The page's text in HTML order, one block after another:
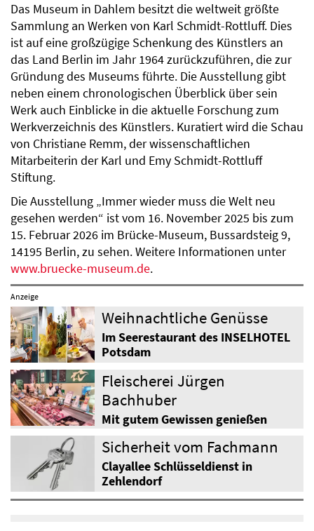
Das Museum in Dahlem besitzt die weltweit größte
Sammlung an Werken von Karl Schmidt-Rottluff. Dies
ist auf eine großzügige Schenkung des Künstlers an
das Land Berlin im Jahr 1964 zurückzuführen, die zur
Gründung des Museums führte. Die Ausstellung gibt
neben einem chronologischen Überblick über sein
Werk auch Einblicke in die aktuelle Forschung zum
Werkverzeichnis des Künstlers. Kuratiert wird die Schau
von Christiane Remm, der wissenschaftlichen
Mitarbeiterin der Karl und Emy Schmidt-Rottluff
Stiftung.
Die Ausstellung „Immer wieder muss die Welt neu
gesehen werden“ ist vom 16. November 2025 bis zum
15. Februar 2026 im Brücke-Museum, Bussardsteig 9,
14195 Berlin, zu sehen. Weitere Informationen unter
www.bruecke-museum.de.
Anzeige
Weihnachtliche Genüsse
Im Seerestaurant des INSELHOTEL
Potsdam
Fleischerei Jürgen
Bachhuber
Mit gutem Gewissen genießen
Sicherheit vom Fachmann
Clayallee Schlüsseldienst in
Zehlendorf